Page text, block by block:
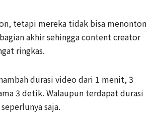
tetapi mereka tidak bisa menonton
akhir sehingga content creator
ringkas.
durasi video dari 1 menit, 3
3 detik. Walaupun terdapat durasi
saja.